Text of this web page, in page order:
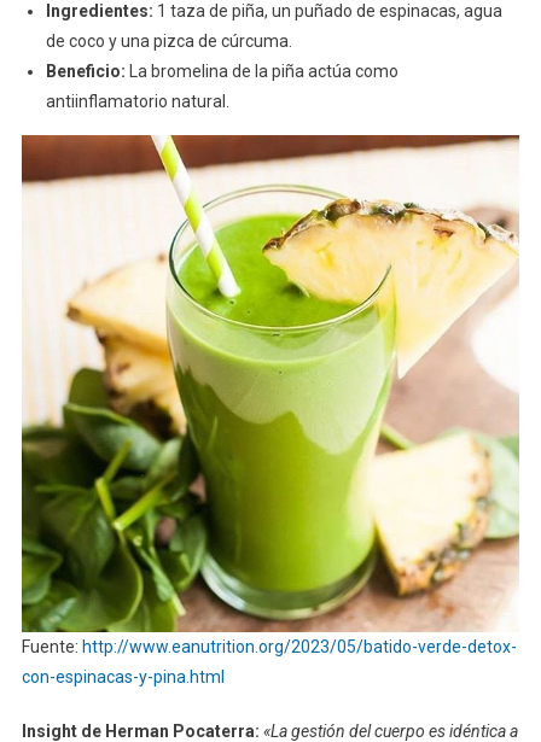
Ingredientes: 1 taza de piña, un puñado de espinacas, agua
de coco y una pizca de cúrcuma.
Beneficio: La bromelina de la piña actúa como
antiinflamatorio natural.
Fuente: http://www.eanutrition.org/2023/05/batido-verde-detox-
con-espinacas-y-pina.html
Insight de Herman Pocaterra: «La gestión del cuerpo es idéntica a